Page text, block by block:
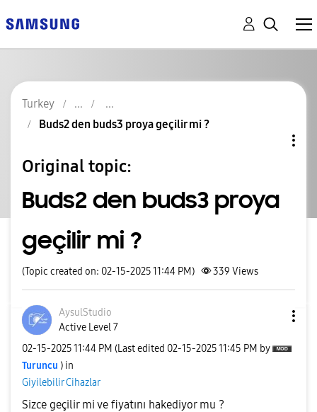
Turkey
Buds2 den buds3 proya geçilir mi ?
Original topic:
Buds2 den buds3 proya
geçilir mi ?
(Topic created on: 02-15-2025 11:44 PM) 339 Views
AysulStudio
Active Level 7
‎02-15-202511:44 PM (Last edited ‎02-15-202511:45 PM by
Turuncu ) in
Giyilebilir Cihazlar
Sizce geçilir mi ve fiyatını hakediyor mu ?